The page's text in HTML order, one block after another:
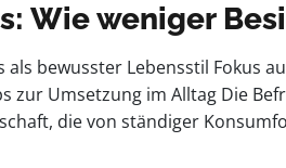
Wie weniger
als bewusster Lebensstil Fokus
zur Umsetzung im Alltag Die
die von ständiger